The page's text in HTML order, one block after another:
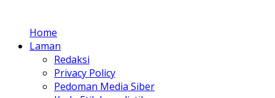
Home
Laman
Redaksi
Privacy Policy
Pedoman Media Siber